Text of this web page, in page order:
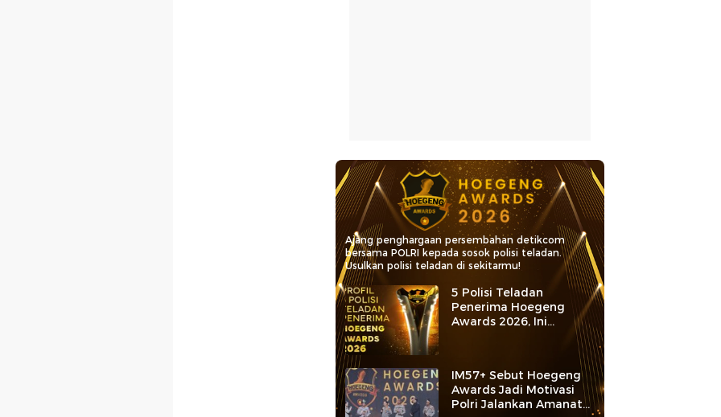
Ajang penghargaan persembahan detikcom
bersama POLRI kepada sosok polisi teladan.
Usulkan polisi teladan di sekitarmu!
5 Polisi Teladan
Penerima Hoegeng
Awards 2026, Ini
Kategori dan Kiprahnya
IM57+ Sebut Hoegeng
Awards Jadi Motivasi
Polri Jalankan Amanat